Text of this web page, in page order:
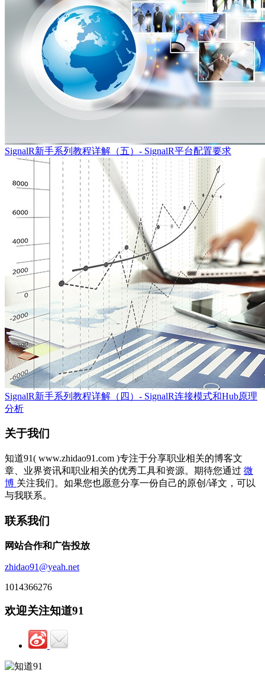
SignalR新手系列教程详解（五）- SignalR平台配置要求
SignalR新手系列教程详解（四）- SignalR连接模式和Hub原理
分析
关于我们
知道91( www.zhidao91.com )专注于分享职业相关的博客文
章、业界资讯和职业相关的优秀工具和资源。期待您通过 微
博 关注我们。如果您也愿意分享一份自己的原创/译文，可以
与我联系。
联系我们
网站合作和广告投放
zhidao91@yeah.net
1014366276
欢迎关注知道91